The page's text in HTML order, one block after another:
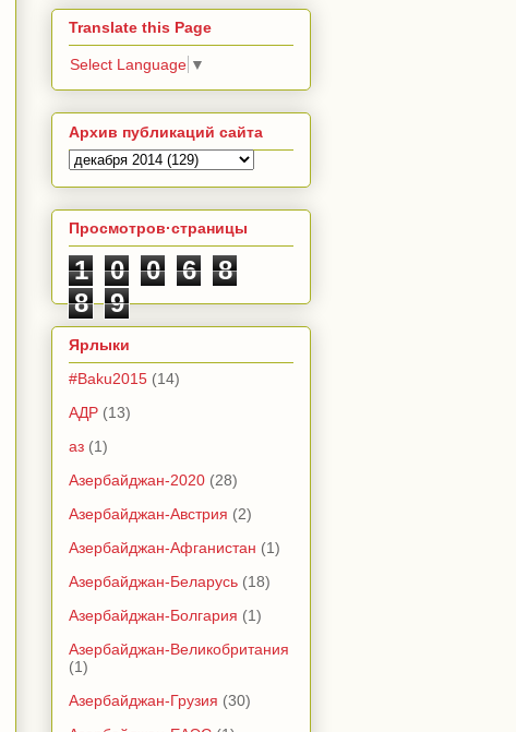
Translate this Page
Select Language ▼
Архив публикаций сайта
Просмотров·страницы
1 0 0 6
8
8
9
Ярлыки
#Baku2015 (14)
АДР (13)
аз (1)
Азербайджан-2020 (28)
Азербайджан-Австрия (2)
Азербайджан-Афганистан (1)
Азербайджан-Беларусь (18)
Азербайджан-Болгария (1)
Азербайджан-Великобритания
(1)
Азербайджан-Грузия (30)